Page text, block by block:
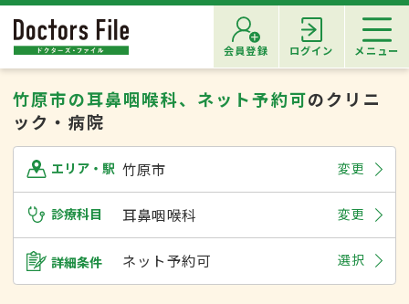
会員登録 ログイン メニュー
竹原市の耳鼻咽喉科、ネット予約可のクリニ
ック・病院
エリア・駅 竹原市 変更
診療科目 耳鼻咽喉科 変更
詳細条件 ネット予約可 選択